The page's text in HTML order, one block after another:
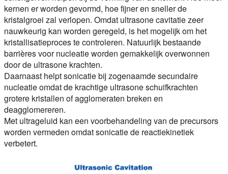
kernen er worden gevormd, hoe fijner en sneller de
kristalgroei zal verlopen. Omdat ultrasone cavitatie zeer
nauwkeurig kan worden geregeld, is het mogelijk om het
kristallisatieproces te controleren. Natuurlijk bestaande
barrières voor nucleatie worden gemakkelijk overwonnen
door de ultrasone krachten.
Daarnaast helpt sonicatie bij zogenaamde secundaire
nucleatie omdat de krachtige ultrasone schuifkrachten
grotere kristallen of agglomeraten breken en
deagglomereren.
Met ultrageluid kan een voorbehandeling van de precursors
worden vermeden omdat sonicatie de reactiekinetiek
verbetert.